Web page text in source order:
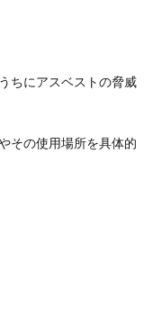
ちにアスベストの脅威
その使用場所を具体的